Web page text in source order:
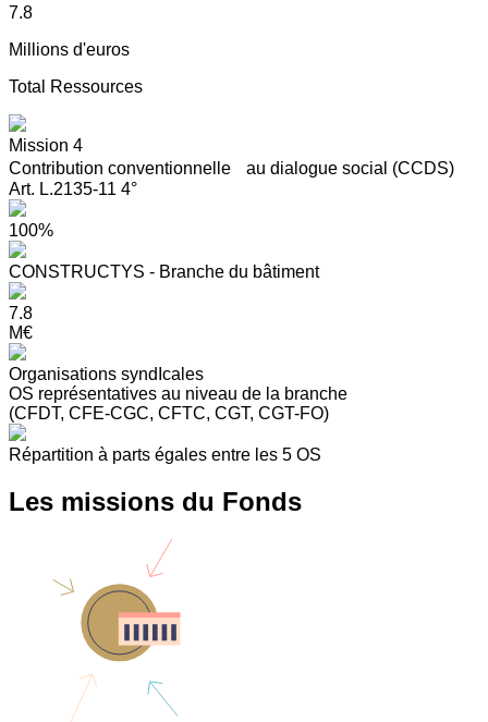
7.8
Millions d'euros
Total Ressources
Mission 4
Contribution conventionnelle au dialogue social (CCDS)
Art. L.2135-11 4°
100%
CONSTRUCTYS - Branche du bâtiment
7.8
M€
Organisations syndIcales
OS représentatives au niveau de la branche
(CFDT, CFE-CGC, CFTC, CGT, CGT-FO)
Répartition à parts égales entre les 5 OS
Les missions du Fonds